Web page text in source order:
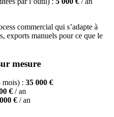
commercial qui s’adapte à
exports manuels pour ce que le
mesure
mois) : 35 000 €
€ / an
€ / an